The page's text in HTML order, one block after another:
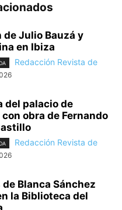
de Julio Bauzá y
en Ibiza
Redacción Revista de
del palacio de
obra de Fernando
Redacción Revista de
de Blanca Sánchez
la Biblioteca del